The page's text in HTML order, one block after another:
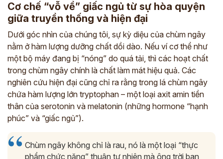
Cơ chế “vỗ về” giấc ngủ từ sự hòa quyện
giữa truyền thống và hiện đại
Dưới góc nhìn của chúng tôi, sự kỳ diệu của chùm ngây
nằm ở hàm lượng dưỡng chất dồi dào. Nếu ví cơ thể như
một bộ máy đang bị “nóng” do quá tải, thì các hoạt chất
trong chùm ngây chính là chất làm mát hiệu quả. Các
nghiên cứu hiện đại cũng chỉ ra rằng trong lá chùm ngây
chứa hàm lượng lớn tryptophan – một loại axit amin tiền
thân của serotonin và melatonin (những hormone “hạnh
phúc” và “giấc ngủ”).
Chùm ngây không chỉ là rau, nó là một loại “thực
phẩm chức năng” thuận tự nhiên mà ông trời ban